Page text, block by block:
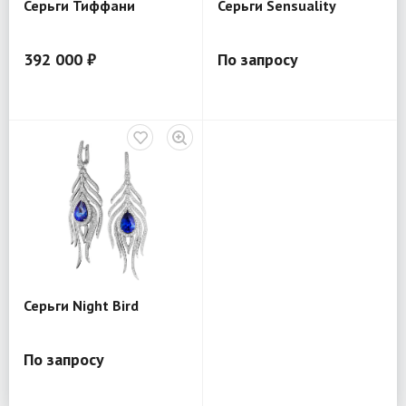
Серьги Тиффани
392 000 ₽
Серьги Sensuality
По запросу
Серьги Night Bird
По запросу